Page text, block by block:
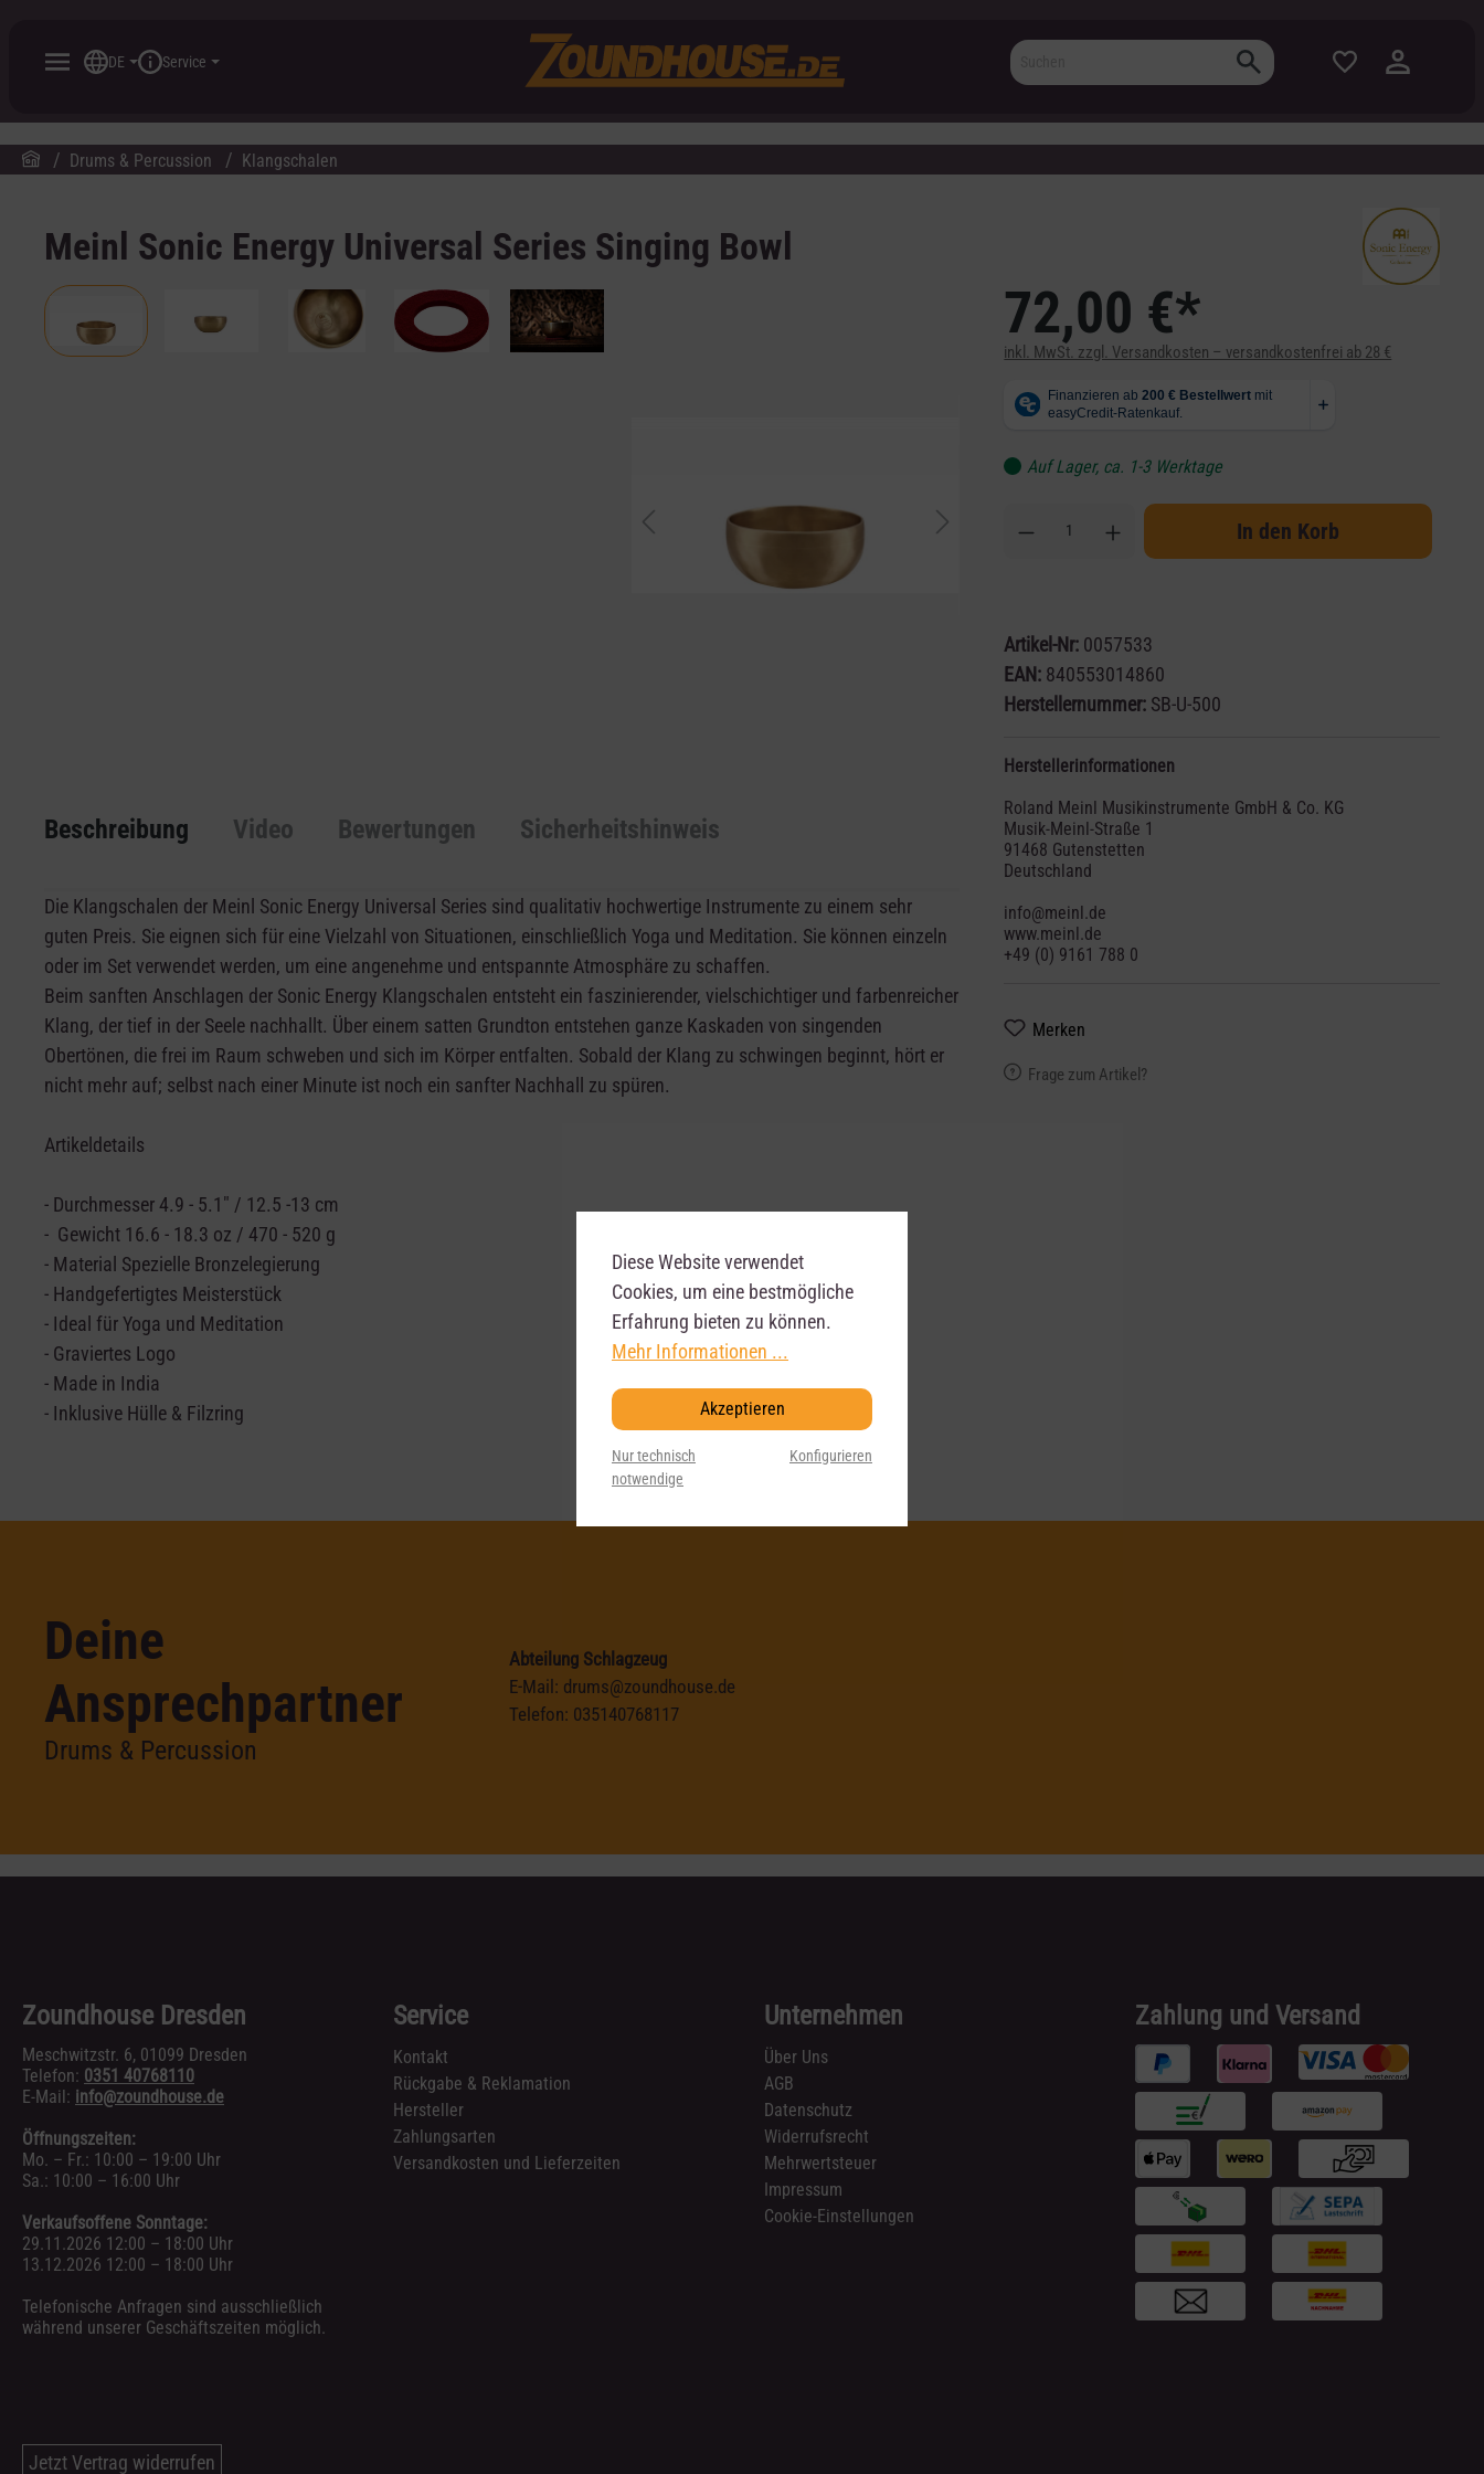
DE Service
Drums & Percussion Klangschalen
Meinl Sonic Energy Universal Series Singing Bowl
Beschreibung Video Bewertungen Sicherheitshinweis
Die Klangschalen der Meinl Sonic Energy Universal Series sind qualitativ hochwertige Instrumente zu einem sehr
guten Preis. Sie eignen sich für eine Vielzahl von Situationen, einschließlich Yoga und Meditation. Sie können einzeln
oder im Set verwendet werden, um eine angenehme und entspannte Atmosphäre zu schaffen.
Beim sanften Anschlagen der Sonic Energy Klangschalen entsteht ein faszinierender, vielschichtiger und farbenreicher
Klang, der tief in der Seele nachhallt. Über einem satten Grundton entstehen ganze Kaskaden von singenden
Obertönen, die frei im Raum schweben und sich im Körper entfalten. Sobald der Klang zu schwingen beginnt, hört er
nicht mehr auf; selbst nach einer Minute ist noch ein sanfter Nachhall zu spüren.
Artikeldetails
- Durchmesser 4.9 - 5.1" / 12.5 -13 cm
- Gewicht 16.6 - 18.3 oz / 470 - 520 g
- Material Spezielle Bronzelegierung
- Handgefertigtes Meisterstück
- Ideal für Yoga und Meditation
- Graviertes Logo
- Made in India
- Inklusive Hülle & Filzring
72,00 €*
inkl. MwSt. zzgl. Versandkosten – versandkostenfrei ab 28 €
Auf Lager, ca. 1-3 Werktage
In den Korb
Artikel-Nr: 0057533
EAN: 840553014860
Herstellernummer: SB-U-500
Herstellerinformationen
Roland Meinl Musikinstrumente GmbH & Co. KG
Musik-Meinl-Straße 1
91468 Gutenstetten
Deutschland
info@meinl.de
www.meinl.de
+49 (0) 9161 788 0
Merken
Frage zum Artikel?
Deine
Ansprechpartner
Drums & Percussion
Abteilung Schlagzeug
E-Mail: drums@zoundhouse.de
Telefon: 035140768117
Zoundhouse Dresden
Meschwitzstr. 6, 01099 Dresden
Telefon: 0351 40768110
E-Mail: info@zoundhouse.de
Öffnungszeiten:
Mo. – Fr.: 10:00 – 19:00 Uhr
Sa.: 10:00 – 16:00 Uhr
Verkaufsoffene Sonntage:
29.11.2026 12:00 – 18:00 Uhr
13.12.2026 12:00 – 18:00 Uhr
Telefonische Anfragen sind ausschließlich
während unserer Geschäftszeiten möglich.
Service
Kontakt
Rückgabe & Reklamation
Hersteller
Zahlungsarten
Versandkosten und Lieferzeiten
Unternehmen
Über Uns
AGB
Datenschutz
Widerrufsrecht
Mehrwertsteuer
Impressum
Cookie-Einstellungen
Zahlung und Versand
Jetzt Vertrag widerrufen
Diese Website verwendet
Cookies, um eine bestmögliche
Erfahrung bieten zu können.
Mehr Informationen ...
Akzeptieren
Nur technisch
notwendige
Konfigurieren